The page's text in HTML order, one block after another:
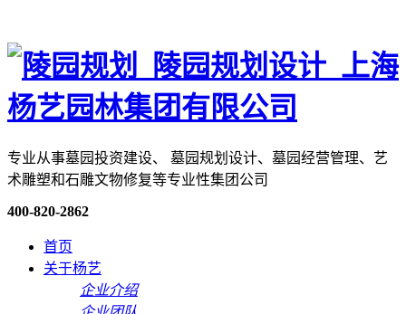
专业从事墓园投资建设、 墓园规划设计、墓园经营管理、艺
术雕塑和石雕文物修复等专业性集团公司
400-820-2862
首页
关于杨艺
企业介绍